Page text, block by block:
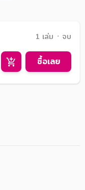
1 เล่ม ᛫ จบ
ซื้อเลย